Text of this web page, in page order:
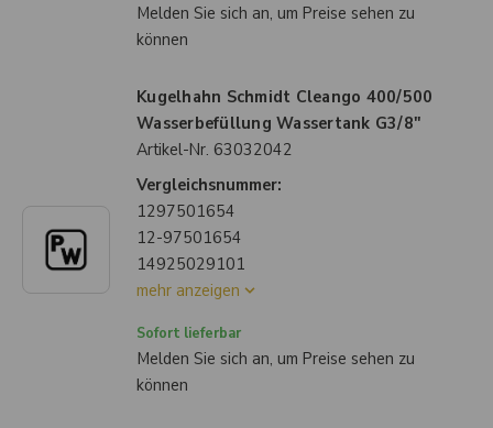
Melden Sie sich an, um Preise sehen zu
können
Kugelhahn Schmidt Cleango 400/500
Wasserbefüllung Wassertank G3/8"
Artikel-Nr. 63032042
Vergleichsnummer:
1297501654
12-97501654
14925029101
mehr anzeigen
Sofort lieferbar
Melden Sie sich an, um Preise sehen zu
können